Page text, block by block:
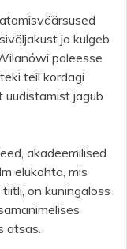
ja kulgeb
paleesse
teil kordagi
uudistamist jagub
akadeemilised
elukohta, mis
on kuningaloss
otsas.